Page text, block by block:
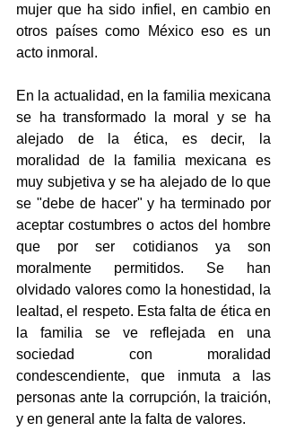
mujer que ha sido infiel, en cambio en
otros países como México eso es un
acto inmoral.
En la actualidad, en la familia mexicana
se ha transformado la moral y se ha
alejado de la ética, es decir, la
moralidad de la familia mexicana es
muy subjetiva y se ha alejado de lo que
se "debe de hacer" y ha terminado por
aceptar costumbres o actos del hombre
que por ser cotidianos ya son
moralmente permitidos. Se han
olvidado valores como la honestidad, la
lealtad, el respeto. Esta falta de ética en
la familia se ve reflejada en una
sociedad con moralidad
condescendiente, que inmuta a las
personas ante la corrupción, la traición,
y en general ante la falta de valores.